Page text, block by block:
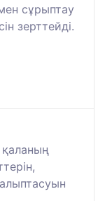
сұрыптау
зерттейді.
қаланың